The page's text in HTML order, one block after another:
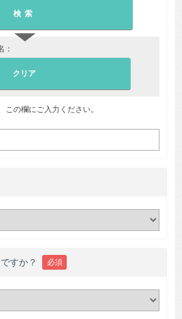
：
の欄にご入力ください。
すか？ 必須